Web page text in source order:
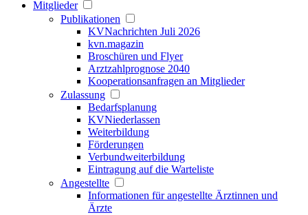
Mitglieder
Publikationen
KVNachrichten Juli 2026
kvn.magazin
Broschüren und Flyer
Arztzahlprognose 2040
Kooperationsanfragen an Mitglieder
Zulassung
Bedarfsplanung
KVNiederlassen
Weiterbildung
Förderungen
Verbundweiterbildung
Eintragung auf die Warteliste
Angestellte
Informationen für angestellte Ärztinnen und
Ärzte